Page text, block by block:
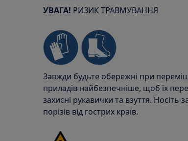
УВАГА! РИЗИК ТРАВМУВАННЯ
Завжди будьте обережні при
приладів найбезпечніше, щоб їх
захисні рукавички та взуття.
порізів від гострих країв.